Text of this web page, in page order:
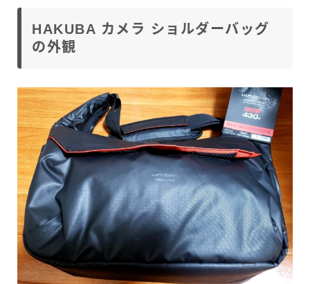
HAKUBA カメラ ショルダーバッグ
の外観